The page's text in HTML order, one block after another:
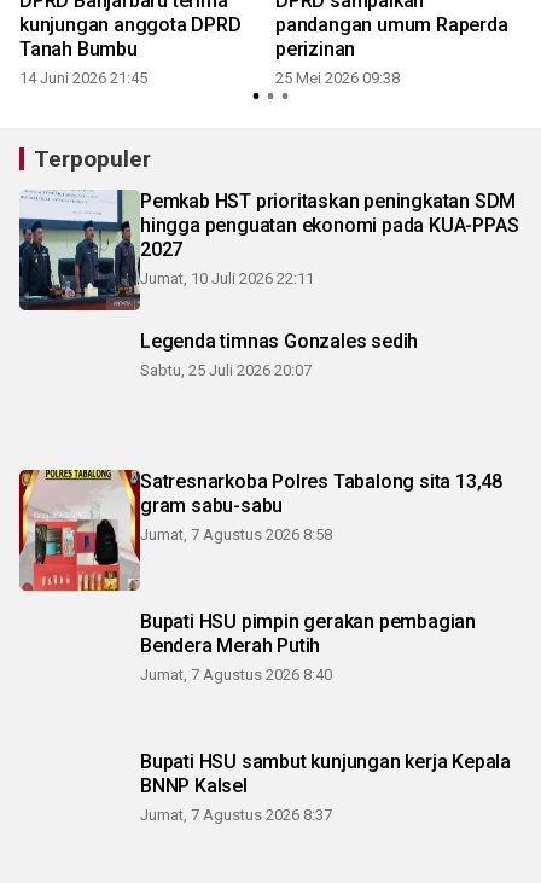
kunjungan anggota DPRD
Tanah Bumbu
14 Juni 2026 21:45
pandangan umum Raperda
perizinan
25 Mei 2026 09:38
Terpopuler
Pemkab HST prioritaskan peningkatan SDM
hingga penguatan ekonomi pada KUA-PPAS
2027
Jumat, 10 Juli 2026 22:11
Legenda timnas Gonzales sedih
Sabtu, 25 Juli 2026 20:07
Satresnarkoba Polres Tabalong sita 13,48
gram sabu-sabu
Jumat, 7 Agustus 2026 8:58
Bupati HSU pimpin gerakan pembagian
Bendera Merah Putih
Jumat, 7 Agustus 2026 8:40
Bupati HSU sambut kunjungan kerja Kepala
BNNP Kalsel
Jumat, 7 Agustus 2026 8:37